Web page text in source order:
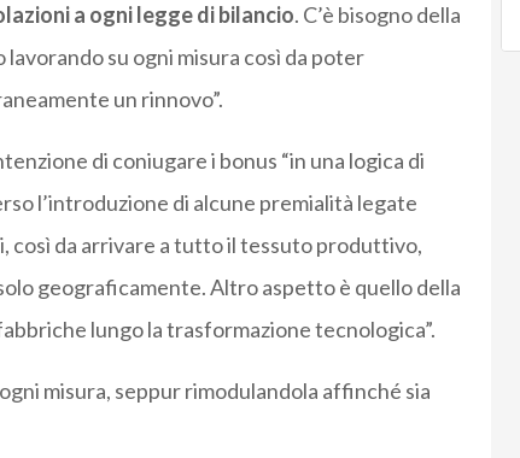
a ogni legge di bilancio. C’è bisogno della
su ogni misura così da poter
un rinnovo”.
di coniugare i bonus “in una logica di
l’introduzione di alcune premialità legate
così da arrivare a tutto il tessuto produttivo,
geograficamente. Altro aspetto è quello della
lungo la trasformazione tecnologica”.
misura, seppur rimodulandola affinché sia